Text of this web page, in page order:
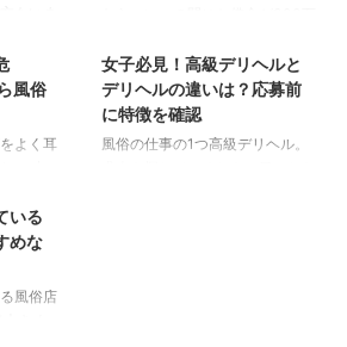
で、し
合った
ちま
い点が
る前に
、とて
験入
注意す
きまし
かなか奨学金を返せないよ… 家族
の代わりに借金を返すことになっ
ちゃった…どうしよう こんな風に
借金を返済するため、風俗のお仕
事を検討している方もいらっしゃ
風俗
よく耳
も増え
円は
的に会
万円
ドの靴
女子必見！高級デリヘルと
デリヘルの違いは？応募前
に特徴を確認
風俗の仕事の1つ高級デリヘル。
いる
めな
風俗店